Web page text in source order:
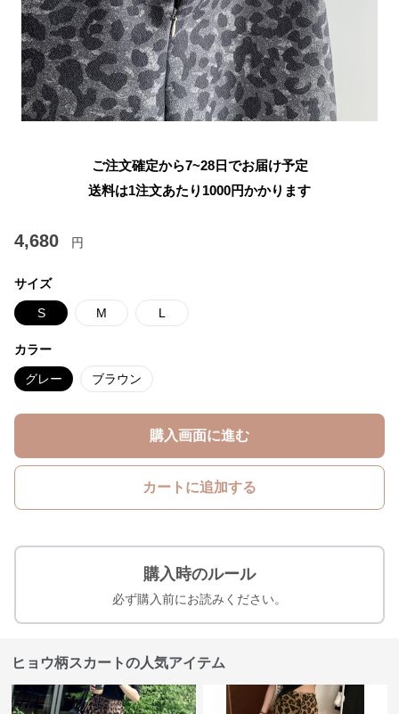
ご注文確定から7~28日でお届け予定
送料は1注文あたり 1000円かかります
4,680 円
サイズ
S M L
カラー
グレー ブラウン
購入画面に進む
カートに追加する
購入時のルール
必ず購入前にお読みください。
ヒョウ柄スカートの人気アイテム